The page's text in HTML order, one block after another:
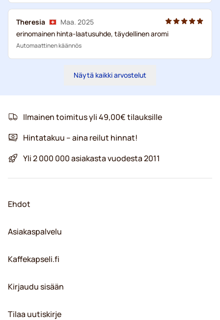
Theresia
Maa. 2025
erinomainen hinta-laatusuhde, täydellinen aromi
Automaattinen käännös
Näytä kaikki arvostelut
Ilmainen toimitus yli 49,00€ tilauksille
Hintatakuu – aina reilut hinnat!
Yli 2 000 000 asiakasta vuodesta 2011
Ehdot
Asiakaspalvelu
Kaffekapseli.fi
Kirjaudu sisään
Tilaa uutiskirje